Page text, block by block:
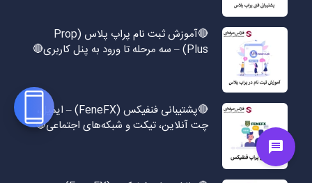
🔴آموزش ثبت نام پراپ پلاس (Prop
Plus) – سه مرحله تا ورود به پنل کاربری🔴
🔴پشتیبانی فنفیکس (FeneFX) – ایمیل،
چت آنلاین، تیکت و شبکه‌های اجتماعی🔴